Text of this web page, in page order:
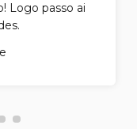
Logo passo ai